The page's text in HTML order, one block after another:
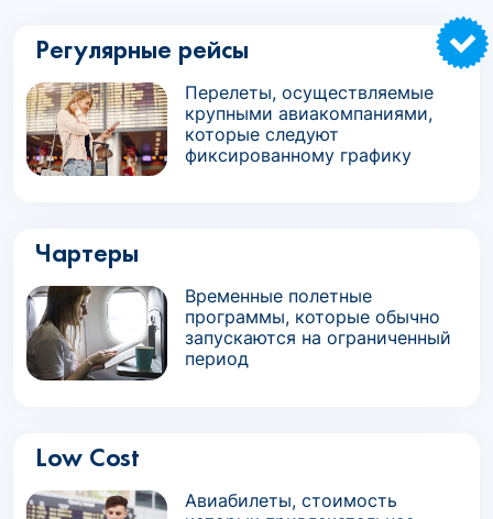
Регулярные рейсы
Перелеты, осуществляемые
крупными авиакомпаниями,
которые следуют
фиксированному графику
Чартеры
Временные полетные
программы, которые обычно
запускаются на ограниченный
период
Low Cost
Авиабилеты, стоимость